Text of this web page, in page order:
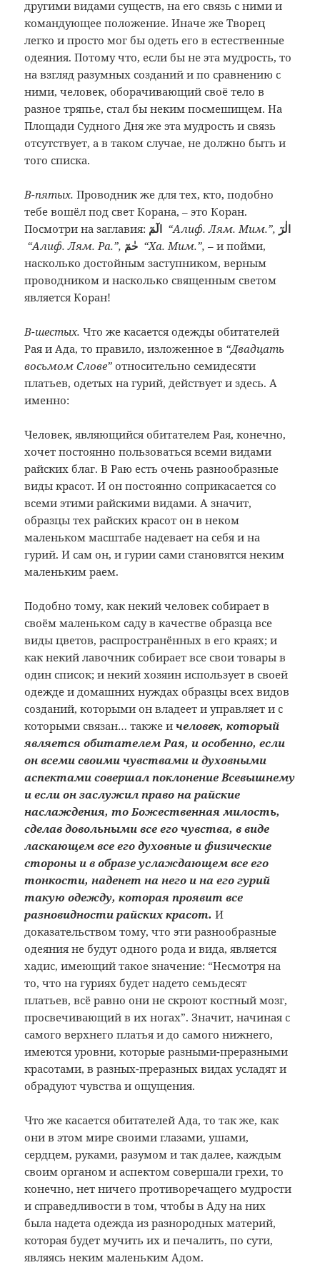
другими видами существ, на его связь с ними и
командующее положение. Иначе же Творец
легко и просто мог бы одеть его в естественные
одеяния. Потому что, если бы не эта мудрость, то
на взгляд разумных созданий и по сравнению с
ними, человек, оборачивающий своё тело в
разное тряпье, стал бы неким посмешищем. На
Площади Судного Дня же эта мудрость и связь
отсутствует, а в таком случае, не должно быть и
того списка.
В-пятых. Проводник же для тех, кто, подобно
тебе вошёл под свет Корана, – это Коран.
Посмотри на заглавия:
“Алиф. Лям. Мим.”,
“Алиф. Лям. Ра.”,
“Ха. Мим.”, – и пойми,
насколько достойным заступником, верным
проводником и насколько священным светом
является Коран!
В-шестых. Что же касается одежды обитателей
Рая и Ада, то правило, изложенное в “Двадцать
восьмом Слове” относительно семидесяти
платьев, одетых на гурий, действует и здесь. А
именно:
Человек, являющийся обитателем Рая, конечно,
хочет постоянно пользоваться всеми видами
райских благ. В Раю есть очень разнообразные
виды красот. И он постоянно соприкасается со
всеми этими райскими видами. А значит,
образцы тех райских красот он в неком
маленьком масштабе надевает на себя и на
гурий. И сам он, и гурии сами становятся неким
маленьким раем.
Подобно тому, как некий человек собирает в
своём маленьком саду в качестве образца все
виды цветов, распространённых в его краях; и
как некий лавочник собирает все свои товары в
один список; и некий хозяин использует в своей
одежде и домашних нуждах образцы всех видов
созданий, которыми он владеет и управляет и с
которыми связан… также ичеловек, который
является обитателем Рая, и особенно, если
он всеми своими чувствами и духовными
аспектами совершал поклонение Всевышнему
и если он заслужил право на райские
наслаждения, то Божественная милость,
сделав довольными все его чувства, в виде
ласкающем все его духовные и физические
стороны и в образе услаждающем все его
тонкости, наденет на него и на его гурий
такую одежду, которая проявит все
разновидности райских красот.И
доказательством тому, что эти разнообразные
одеяния не будут одного рода и вида, является
хадис, имеющий такое значение: “Несмотря на
то, что на гуриях будет надето семьдесят
платьев, всё равно они не скроют костный мозг,
просвечивающий в их ногах”. Значит, начиная с
самого верхнего платья и до самого нижнего,
имеются уровни, которые разными-преразными
красотами, в разных-преразных видах усладят и
обрадуют чувства и ощущения.
Что же касается обитателей Ада, то так же, как
они в этом мире своими глазами, ушами,
сердцем, руками, разумом и так далее, каждым
своим органом и аспектом совершали грехи, то
конечно, нет ничего противоречащего мудрости
и справедливости в том, чтобы в Аду на них
была надета одежда из разнородных материй,
которая будет мучить их и печалить, по сути,
являясь неким маленьким Адом.